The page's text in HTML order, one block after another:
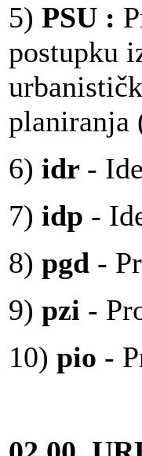
5) PSU :
postupku
planiranja
6) idr -
7) idp -
8) pgd -
9) pzi -
10) pio -